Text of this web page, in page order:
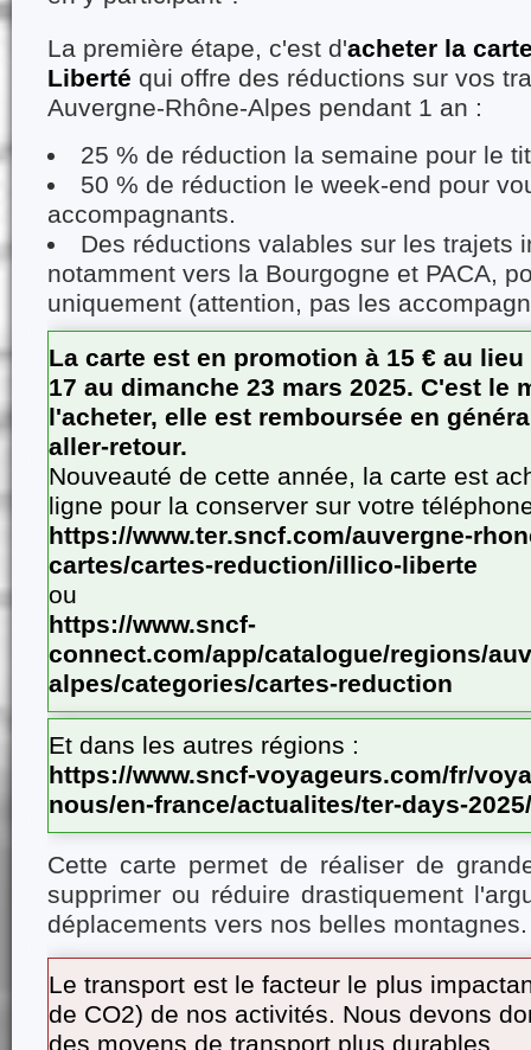
La première étape, c'est d'acheter la
Liberté qui offre des réductions sur vos
Auvergne-Rhône-Alpes pendant 1 an :
25 % de réduction la semaine pour le
50 % de réduction le week-end pour
accompagnants.
Des réductions valables sur les trajets
notamment vers la Bourgogne et PACA,
uniquement (attention, pas les
La carte est en promotion à 15 € au
17 au dimanche 23 mars 2025. C'est le
l'acheter, elle est remboursée en
aller-retour.
Nouveauté de cette année, la carte est
ligne pour la conserver sur votre
https://www.ter.sncf.com/auvergne-
cartes/cartes-reduction/illico-liberte
ou
https://www.sncf-
connect.com/app/catalogue/regions/
alpes/categories/cartes-reduction
Et dans les autres régions :
https://www.sncf-voyageurs.com/fr/
nous/en-france/actualites/ter-days-2025/
Cette carte permet de réaliser de
supprimer ou réduire drastiquement
déplacements vers nos belles montagnes.
Le transport est le facteur le plus
de CO2) de nos activités. Nous devons
des moyens de transport plus durables.